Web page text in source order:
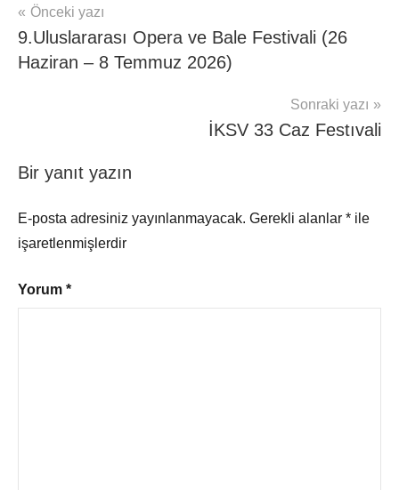
Yazı
gezinmesi
Önceki yazı
9.Uluslararası Opera ve Bale Festivali (26
Haziran – 8 Temmuz 2026)
Sonraki yazı
İKSV 33 Caz Festıvali
Bir yanıt yazın
E-posta adresiniz yayınlanmayacak. Gerekli alanlar * ile
işaretlenmişlerdir
Yorum *